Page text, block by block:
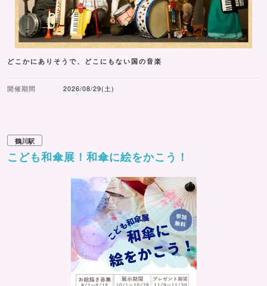
どこかにありそうで、どこにもない国の音楽
開催期間 2026/08/29(土)
鶴川駅
こども和傘展！和傘に絵をかこう！